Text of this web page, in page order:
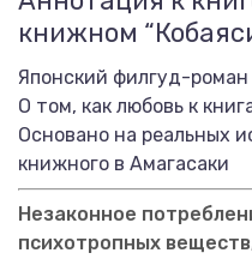
книжном
Японский филгуд-
О том, как любовь к
Основано на реальных
книжного в Амагасаки
Незаконное
психотропных